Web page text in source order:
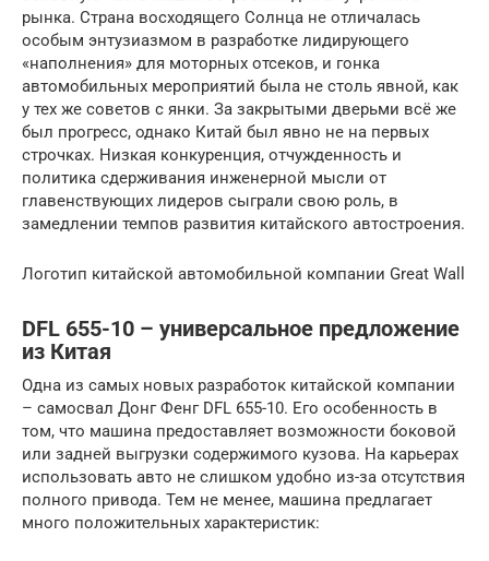
рынка. Страна восходящего Солнца не отличалась
особым энтузиазмом в разработке лидирующего
«наполнения» для моторных отсеков, и гонка
автомобильных мероприятий была не столь явной, как
у тех же советов с янки. За закрытыми дверьми всё же
был прогресс, однако Китай был явно не на первых
строчках. Низкая конкуренция, отчужденность и
политика сдерживания инженерной мысли от
главенствующих лидеров сыграли свою роль, в
замедлении темпов развития китайского автостроения.
Логотип китайской автомобильной компании Great Wall
DFL 655-10 – универсальное предложение
из Китая
Одна из самых новых разработок китайской компании
– самосвал Донг Фенг DFL 655-10. Его особенность в
том, что машина предоставляет возможности боковой
или задней выгрузки содержимого кузова. На карьерах
использовать авто не слишком удобно из-за отсутствия
полного привода. Тем не менее, машина предлагает
много положительных характеристик: